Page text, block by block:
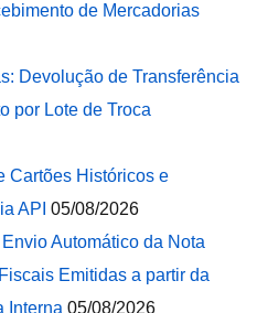
de Mercadorias
Devolução de Transferência
por Lote de Troca
Cartões Históricos e
API 05/08/2026
Automático da Nota
Emitidas a partir da
Interna 05/08/2026